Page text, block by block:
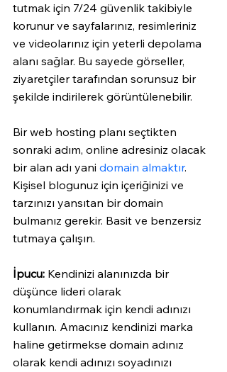
tutmak için 7/24 güvenlik takibiyle
korunur ve sayfalarınız, resimleriniz
ve videolarınız için yeterli depolama
alanı sağlar. Bu sayede görseller,
ziyaretçiler tarafından sorunsuz bir
şekilde indirilerek görüntülenebilir.
Bir web hosting planı seçtikten
sonraki adım, online adresiniz olacak
bir alan adı yani domain almaktır.
Kişisel blogunuz için içeriğinizi ve
tarzınızı yansıtan bir domain
bulmanız gerekir. Basit ve benzersiz
tutmaya çalışın.
İpucu: Kendinizi alanınızda bir
düşünce lideri olarak
konumlandırmak için kendi adınızı
kullanın. Amacınız kendinizi marka
haline getirmekse domain adınız
olarak kendi adınızı soyadınızı